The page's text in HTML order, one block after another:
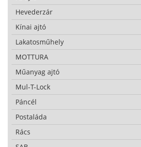
Hevederzár
Kínai ajtó
Lakatosműhely
MOTTURA
Műanyag ajtó
Mul-T-Lock
Páncél
Postaláda
Rács